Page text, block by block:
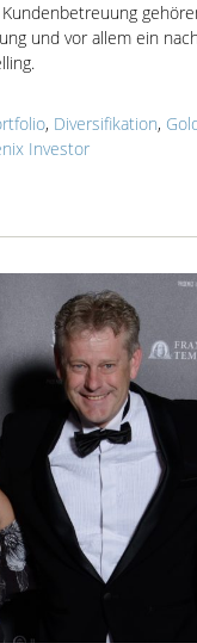
und vor allem ein
, Diversifikation,
Investor